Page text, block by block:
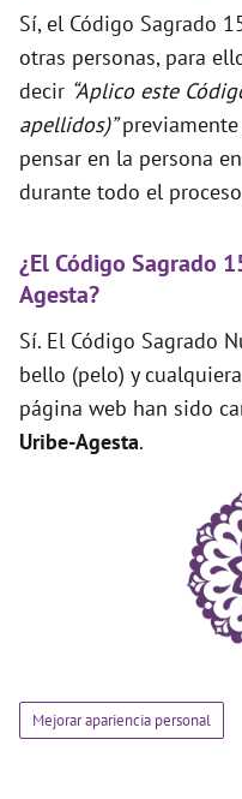
Sí, el Código Sagrado
otras personas, para
decir “Aplico este
apellidos)”
pensar en la persona
durante todo el
¿El Código Sagrado
Agesta?
Sí. El Código Sagrado
bello (pelo) y
página web han sido
Uribe-Agesta.
Mejorar apariencia personal